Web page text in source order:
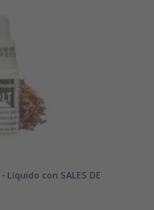
Líquido con SALES DE